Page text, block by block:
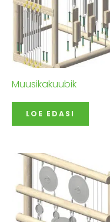
Muusikakuubik
LOE EDASI